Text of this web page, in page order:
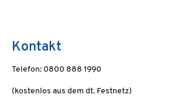
Kontakt
Telefon: 0800 888 1990
(kostenlos aus dem dt. Festnetz)